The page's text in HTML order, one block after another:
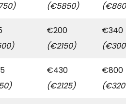
(€5850)
€200
(€2150)
€340
€430
(€2125)
€800